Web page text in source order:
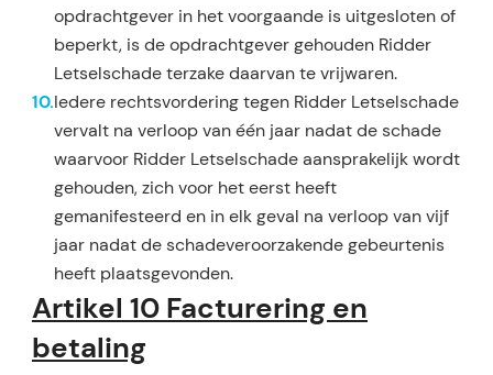
opdrachtgever in het voorgaan­de is uitgesloten of
beperkt, is de opdrachtgever gehouden Ridder
Letselschade terzake daarvan te vrijwaren.
Iedere rechtsvordering tegen Ridder Letselschade
vervalt na verloop van één jaar nadat de schade
waarvoor Ridder Letselschade aansprakelijk wordt
gehouden, zich voor het eerst heeft
gemanifesteerd en in elk geval na verloop van vijf
jaar nadat de schadeveroorzakende gebeurtenis
heeft plaatsgevon­den.
Artikel 10 Facturering en
betaling